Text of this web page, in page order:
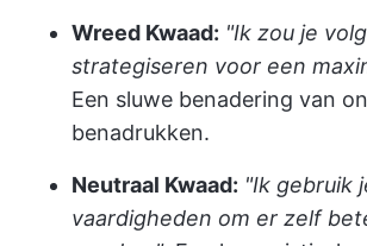
Wreed Kwaad: "Ik zou je
strategiseren voor een
Een sluwe benadering van
benadrukken.
Neutraal Kwaad: "Ik gebruik
vaardigheden om er zelf